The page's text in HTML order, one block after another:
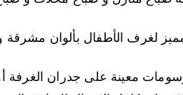
مميز لغرف الأطفال بألوان
معينة على جدران